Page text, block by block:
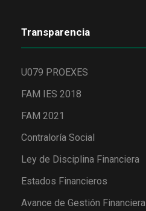
Transparencia
U079 PROEXES
FAM IES 2018
FAM 2021
Contraloría Social
Ley de Disciplina Financiera
Estados Financieros
Avance de Gestión Financiera